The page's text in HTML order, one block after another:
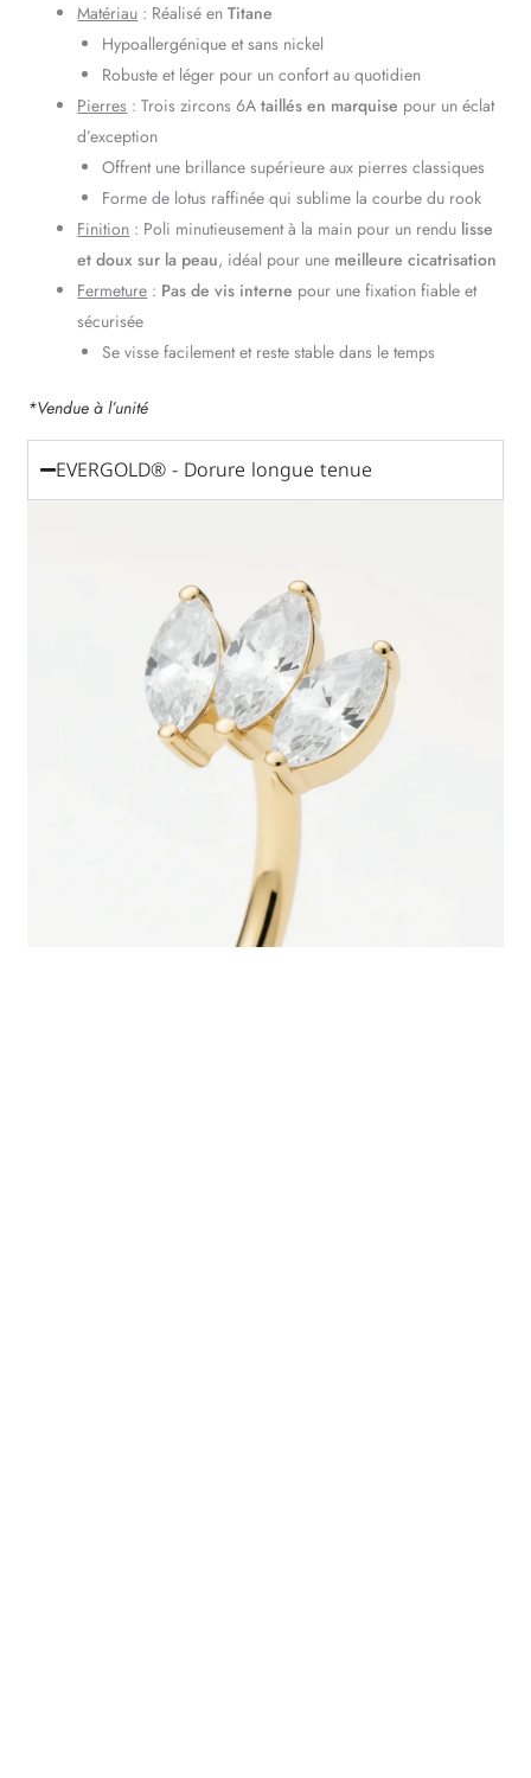
Matériau : Réalisé enTitane
Hypoallergénique et sans nickel
Robuste et léger pour un confort au quotidien
Pierres : Trois zircons 6Ataillés en marquise pour un éclat
d’exception
Offrent une brillance supérieure aux pierres classiques
Forme de lotus raffinée qui sublime la courbe du rook
Finition : Poli minutieusement à la main pour un rendu lisse
et doux sur la peau, idéal pour une meilleure cicatrisation
Fermeture : Pas de vis interne pour une fixation fiable et
sécurisée
Se visse facilement et reste stable dans le temps
*Vendue à l’unité
EVERGOLD® - Dorure longue tenue